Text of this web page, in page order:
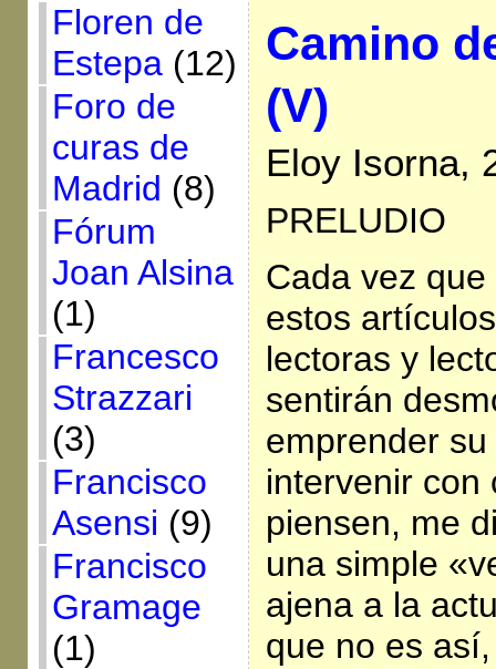
Floren de
Estepa(12)
Foro de
curas de
Madrid (8)
Fórum
Joan Alsina
(1)
Francesco
Strazzari
(3)
Francisco
Asensi (9)
Francisco
Gramage
(1)
Camino
(V)
Eloy Isorna,
PRELUDIO
Cada vez
estos
lectoras y
sentirán
emprender
intervenir con
piensen, me
una simple
ajena a la
que no es